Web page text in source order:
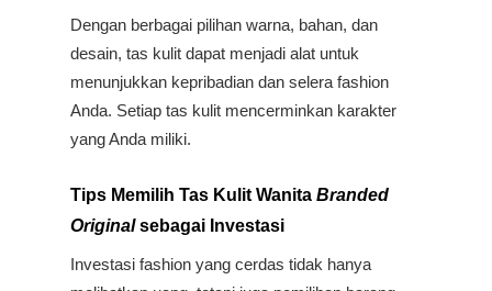
Dengan berbagai pilihan warna, bahan, dan
desain, tas kulit dapat menjadi alat untuk
menunjukkan kepribadian dan selera fashion
Anda. Setiap tas kulit mencerminkan karakter
yang Anda miliki.
Tips Memilih Tas Kulit Wanita Branded
Original sebagai Investasi
Investasi fashion yang cerdas tidak hanya